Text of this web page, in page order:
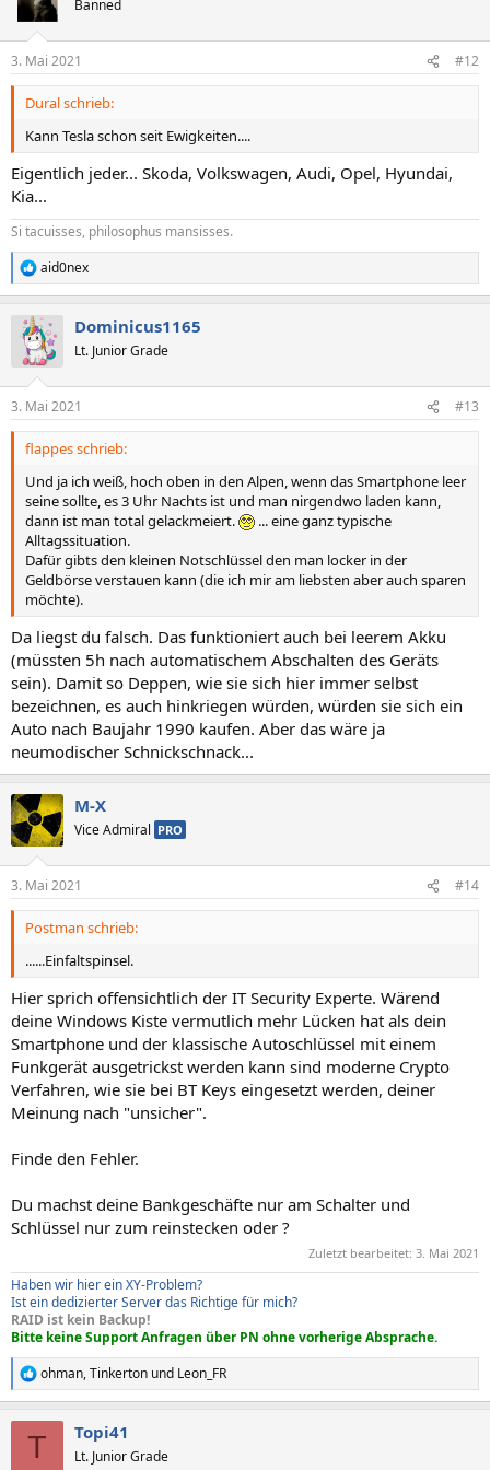
Banned
3. Mai 2021 #12
Dural schrieb:
Kann Tesla schon seit Ewigkeiten....
Eigentlich jeder... Skoda, Volkswagen, Audi, Opel, Hyundai,
Kia...
Si tacuisses, philosophus mansisses.
R
e
k
e
n
aid0nex
Dominicus1165
Lt. Junior Grade
3. Mai 2021 #13
flappes schrieb:
Und ja ich weiß, hoch oben in den Alpen, wenn das Smartphone leer
seine sollte, es 3 Uhr Nachts ist und man nirgendwo laden kann,
dann ist man total gelackmeiert.
... eine ganz typische
Alltagssituation.
Dafür gibts den kleinen Notschlüssel den man locker in der
Geldbörse verstauen kann (die ich mir am liebsten aber auch sparen
möchte).
Da liegst du falsch. Das funktioniert auch bei leerem Akku
(müssten 5h nach automatischem Abschalten des Geräts
sein). Damit so Deppen, wie sie sich hier immer selbst
bezeichnen, es auch hinkriegen würden, würden sie sich ein
Auto nach Baujahr 1990 kaufen. Aber das wäre ja
neumodischer Schnickschnack...
M-X
Vice Admiral PRO
3. Mai 2021 #14
Postman schrieb:
......Einfaltspinsel.
Hier sprich offensichtlich der IT Security Experte. Wärend
deine Windows Kiste vermutlich mehr Lücken hat als dein
Smartphone und der klassische Autoschlüssel mit einem
Funkgerät ausgetrickst werden kann sind moderne Crypto
Verfahren, wie sie bei BT Keys eingesetzt werden, deiner
Meinung nach "unsicher".
Finde den Fehler.
Du machst deine Bankgeschäfte nur am Schalter und
Schlüssel nur zum reinstecken oder ?
Zuletzt bearbeitet: 3. Mai 2021
Haben wir hier ein XY-Problem?
Ist ein dedizierter Server das Richtige für mich?
RAID ist kein Backup!
Bitte keine Support Anfragen über PN ohne vorherige Absprache.
R
e
ohman,Tinkerton und Leon_FR
T Topi41
Lt. Junior Grade